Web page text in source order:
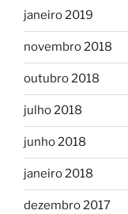
janeiro 2019
novembro 2018
outubro 2018
julho 2018
junho 2018
janeiro 2018
dezembro 2017